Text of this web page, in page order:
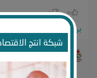
شبكة انتج
0
0
برجاء تسجيل الدخول
Germany Group
تواصل معنا عبر رساله
·
0